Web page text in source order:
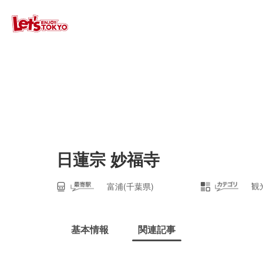
日蓮宗 妙福寺
富浦(千葉県) 観
基本情報 関連記事